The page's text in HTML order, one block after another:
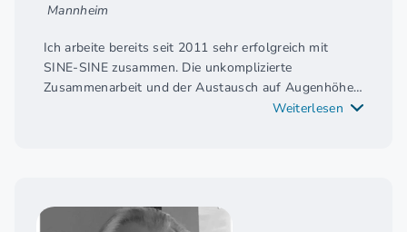
Mannheim
Ich arbeite bereits seit 2011 sehr erfolgreich mit
SINE-SINE zusammen. Die unkomplizierte
Zusammenarbeit und der Austausch auf Augenhöhe
mit der Systemzentrale erleichtern mir meine Arbeit
Weiterlesen